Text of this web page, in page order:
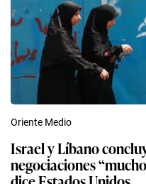
Oriente Medio
Israel y Líbano
negociaciones